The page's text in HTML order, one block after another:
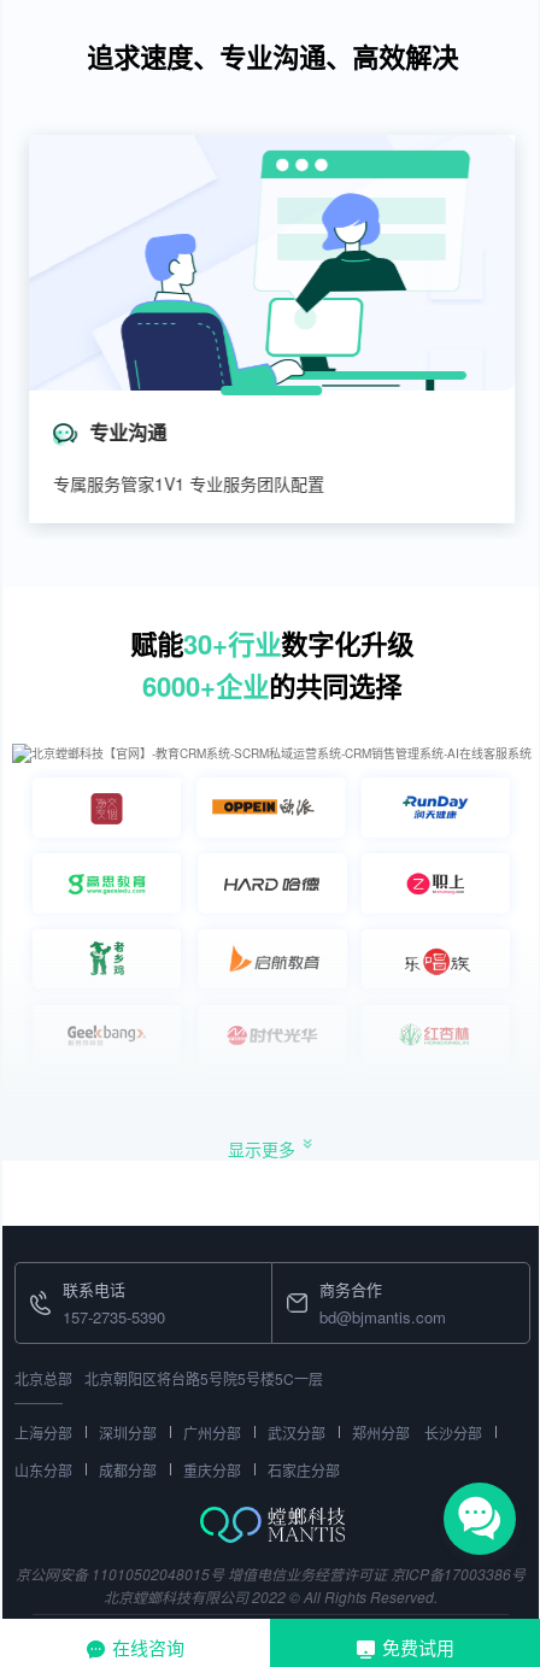
在线咨询 免费试用
追求速度、专业沟通、高效解决
专业沟通
专属服务管家1V1 专业服务团队配置
赋能30+行业数字化升级
6000+企业的共同选择
显示更多
联系电话
157-2735-5390
商务合作
bd@bjmantis.com
北京总部 北京朝阳区将台路5号院5号楼5C一层
上海分部 深圳分部 广州分部 武汉分部 郑州分部
长沙分部
山东分部
成都分部 重庆分部 石家庄分部
京公网安备 11010502048015号 增值电信业务经营许可证 京ICP备17003386号
北京螳螂科技有限公司 2022 © All Rights Reserved.